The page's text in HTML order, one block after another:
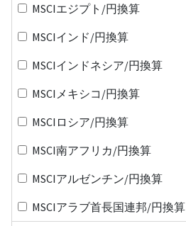
MSCIエジプト/円換算
MSCIインド/円換算
MSCIインドネシア/円換算
MSCIメキシコ/円換算
MSCIロシア/円換算
MSCI南アフリカ/円換算
MSCIアルゼンチン/円換算
MSCIアラブ首長国連邦/円換算